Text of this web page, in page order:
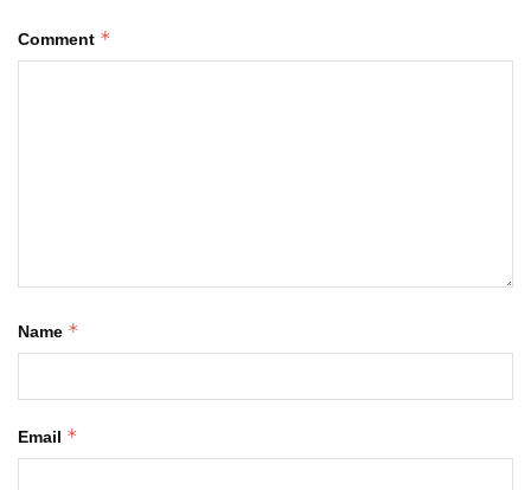
Comment *
Name *
Email *